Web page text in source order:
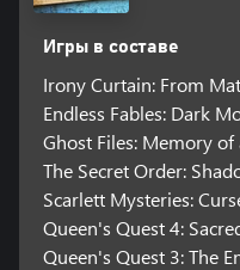
Игры в составе
Irony Curtain: From
Endless Fables: Dark
Ghost Files: Memory
The Secret Order:
Scarlett Mysteries:
Queen's Quest 4:
Queen's Quest 3: The